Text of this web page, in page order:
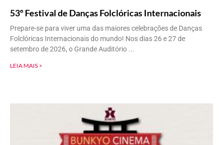
53º Festival de Danças Folclóricas Internacionais
Prepare-se para viver uma das maiores celebrações de Danças
Folclóricas Internacionais do mundo! Nos dias 26 e 27 de
setembro de 2026, o Grande Auditório
LEIA MAIS >